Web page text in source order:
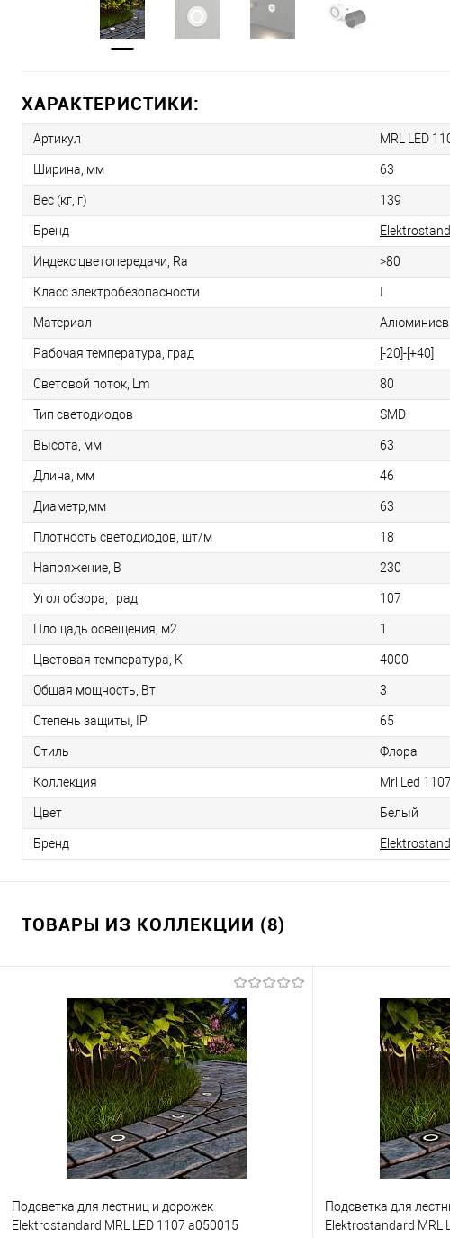
ХАРАКТЕРИСТИКИ:
Артикул MRL LED
Ширина, мм 63
Вес (кг, г) 139
Бренд
Индекс цветопередачи, Ra >80
Класс электробезопасности
Материал
Рабочая температура, град [-20]-[+40]
Световой поток, Lm 80
Тип светодиодов SMD
Высота, мм 63
Длина, мм 46
Диаметр,мм 63
Плотность светодиодов, шт/м 18
Напряжение, В 230
Угол обзора, град 107
Площадь освещения, м2 1
Цветовая температура, K 4000
Общая мощность, Вт 3
Степень защиты, IP 65
Стиль Флора
Коллекция Mrl Led 1107
Цвет Белый
Бренд
ТОВАРЫ ИЗ КОЛЛЕКЦИИ (8)
Подсветка для лестниц и дорожек
Elektrostandard MRL LED 1107 a050015
Подсветка для
Elektrostandard MRL